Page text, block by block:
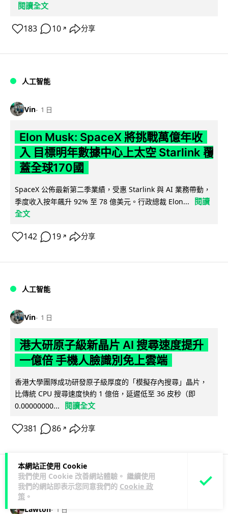
本網站正使用 Cookie
我們使用 Cookie 改善網站體驗。 繼續使用
我們的網站即表示您同意我們的 Cookie 政
策 。
閱讀全文
183 10 ↗ 分享
人工智能
Vin 1 日
Elon Musk: SpaceX 將挑戰萬億年收
入 目標明年數據中心上太空 Starlink 覆
蓋全球170國
SpaceX 公佈最新第二季業績，受惠 Starlink 與 AI 業務帶動，
季度收入按年飆升 92% 至 78 億美元。行政總裁 Elon...
閱讀
全文
142 19 ↗ 分享
人工智能
Vin 1 日
港大研原子級新晶片 AI 搜尋速度提升
一億倍 手機人臉識別免上雲端
香港大學團隊成功研發原子級厚度的「模擬存內搜尋」晶片，
比傳統 CPU 搜尋速度快約 1 億倍，延遲低至 36 皮秒（即
0.00000000...
閱讀全文
381 86 ↗ 分享
科技娛樂 生活科技 旅遊
Lawton 1 日